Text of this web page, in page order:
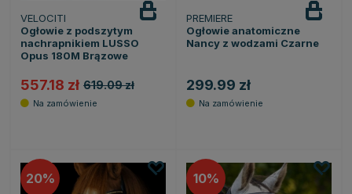
VELOCITI
Ogłowie z podszytym
nachrapnikiem LUSSO
Opus 180M Brązowe
557.18 zł 619.09 zł
PREMIERE
Ogłowie anatomiczne
Nancy z wodzami Czarne
299.99 zł
20 10